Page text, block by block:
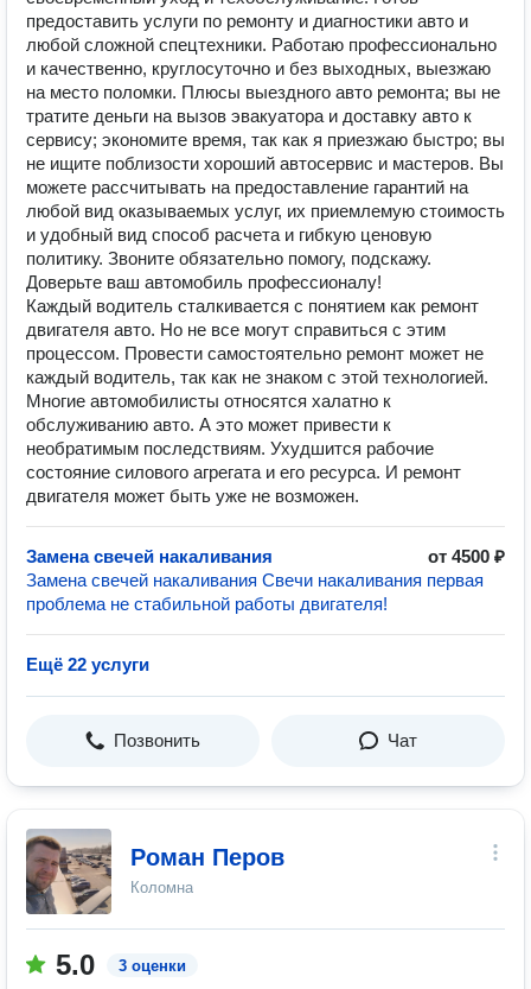
предоставить услуги по ремонту и диагностики авто и
любой сложной спецтехники. Работаю профессионально
и качественно, круглосуточно и без выходных, выезжаю
на место поломки. Плюсы выездного авто ремонта; вы не
тратите деньги на вызов эвакуатора и доставку авто к
сервису; экономите время, так как я приезжаю быстро; вы
не ищите поблизости хороший автосервис и мастеров. Вы
можете рассчитывать на предоставление гарантий на
любой вид оказываемых услуг, их приемлемую стоимость
и удобный вид способ расчета и гибкую ценовую
политику. Звоните обязательно помогу, подскажу.
Доверьте ваш автомобиль профессионалу!
Каждый водитель сталкивается с понятием как ремонт
двигателя авто. Но не все могут справиться с этим
процессом. Провести самостоятельно ремонт может не
каждый водитель, так как не знаком с этой технологией.
Многие автомобилисты относятся халатно к
обслуживанию авто. А это может привести к
необратимым последствиям. Ухудшится рабочие
состояние силового агрегата и его ресурса. И ремонт
двигателя может быть уже не возможен.
Замена свечей накаливания
от 4500 ₽
Замена свечей накаливания Свечи накаливания первая
проблема не стабильной работы двигателя!
Ещё 22 услуги
Позвонить Чат
Роман Перов
Коломна
5.0 3 оценки